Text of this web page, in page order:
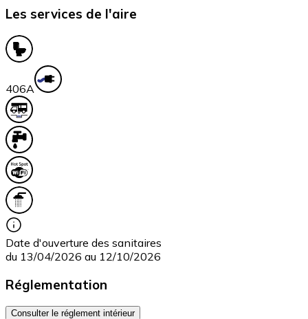
Les services de l'aire
406A
Date d'ouverture des sanitaires
du 13/04/2026 au 12/10/2026
Réglementation
Consulter le réglement intérieur